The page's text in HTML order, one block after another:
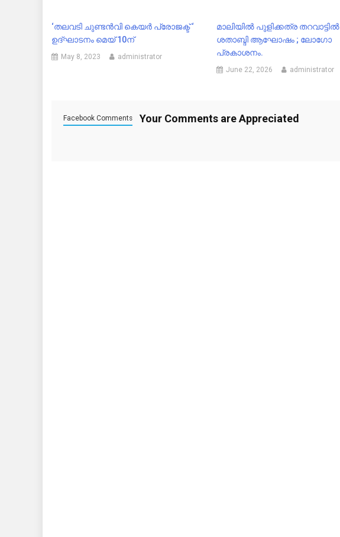
‘തലവടി ചുണ്ടൻവി കെയർ പ്രോജക്ട് ‘
ഉദ്ഘാടനം മെയ് 10ന്
May 8, 2023 administrator
മാലിയിൽ പുളിക്കത്ര തറവാട്ടിൽ
ശതാബ്ദി ആഘോഷം ; ലോഗോ
പ്രകാശനം.
June 22, 2026 administrator
Your Comments are Appreciated
Facebook Comments